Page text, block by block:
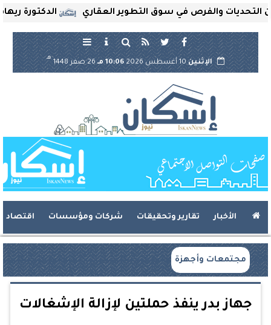
الدكتورة ريهام والفرص في سوق التطوير العقاري
الإثنين10 أغسطس 2026 10:06 مـ 26 صفر 1448
هـ
الأخبار تقارير وتحقيقات شركات ومؤسسات اقتصاد
مجتمعات وأجهزة
جهاز بدر ينفذ حملتين لإزالة الإشغالات